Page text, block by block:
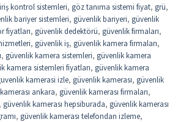
kontrol sistemleri, göz tanıma sistemi fiyat, grü,
bariyer sistemleri, güvenlik bariyeri, güvenlik
fiyatları, güvenlik dedektörü, güvenlik firmaları,
, güvenlik iş, güvenlik kamera firmaları,
, güvenlik kamera sistemleri, güvenlik kamera
kamera sistemleri fiyatları, güvenlik kamera
kamerasi izle, güvenlik kamerası, güvenlik
ankara, güvenlik kamerası firmaları,
, güvenlik kamerası hepsiburada, güvenlik kamerası
, güvenlik kamerası telefondan izleme,